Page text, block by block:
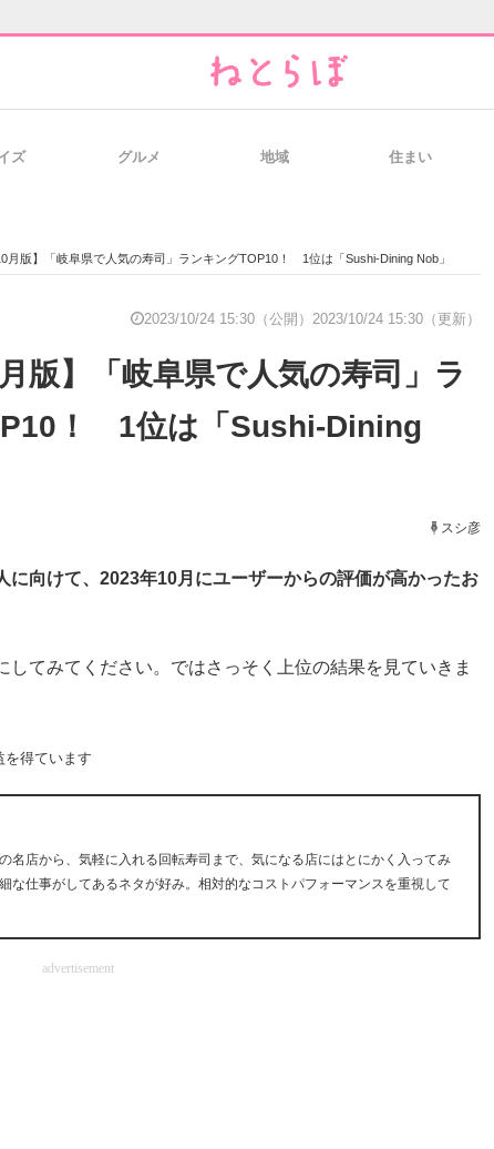
経営リー
製造業の
エネルギ
ズ グルメ 地域 住まい
月版】「岐阜県で人気の寿司」ランキングTOP10！ 1位は「Sushi-Dining Nob」
2023/10/24 15:30（公開） 2023/10/24 15:30（更新）
版】「岐阜県で人気の寿司」ラ
！ 1位は「Sushi-Dining
スシ彦
向けて、2023年10月にユーザーからの評価が高かったお
てみてください。ではさっそく上位の結果を見ていきま
得ています
名店から、気軽に入れる回転寿司まで、気になる店にはとにかく入ってみ
な仕事がしてあるネタが好み。相対的なコストパフォーマンスを重視して
advertisement